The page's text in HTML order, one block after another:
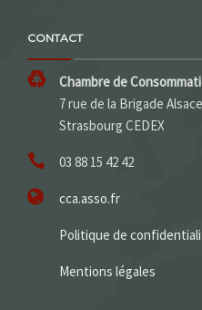
CONTACT
Chambre de
7 rue de la Brigade
Strasbourg CEDEX
03 88 15 42 42
cca.asso.fr
Politique de
Mentions légales